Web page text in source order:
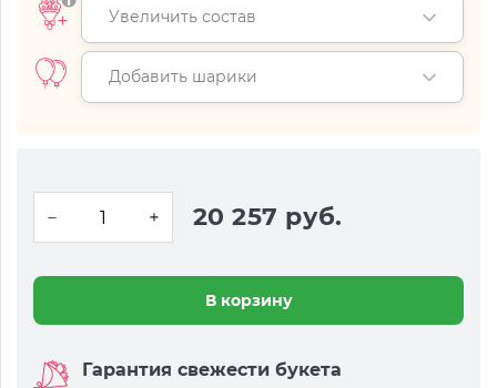
Увеличить состав
Добавить шарики
20 257 руб.
В корзину
Гарантия свежести букета